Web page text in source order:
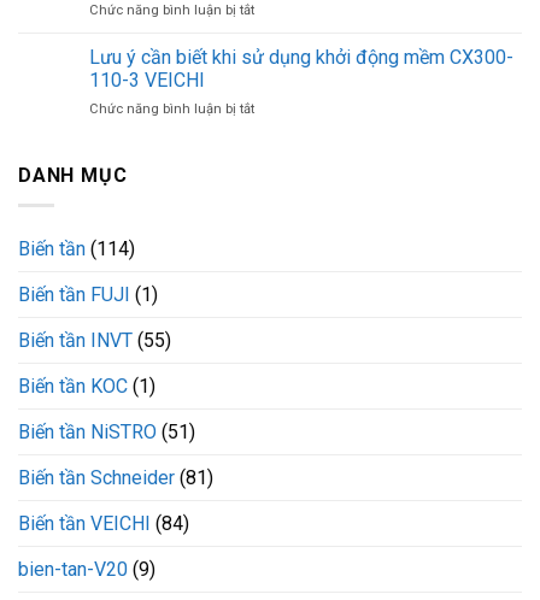
VEICHI
phần
cao
cậy
Chức năng bình luận bị tắtở
động
mềm
055-
Lưu ý cần biết khi sử dụng khởi động mềm CX300-
110-3 VEICHI
Chức năng bình luận bị tắtở
DANH MỤC
Biến tần (114)
Biến tần FUJI (1)
Biến tần INVT (55)
Biến tần KOC (1)
Biến tần NiSTRO (51)
Biến tần Schneider (81)
Biến tần VEICHI (84)
bien-tan-V20 (9)